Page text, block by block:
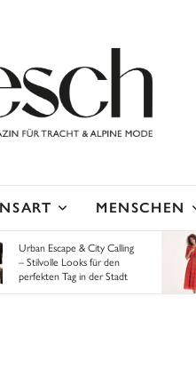
MENSCHEN
Urban Escape & City Calling
– Stilvolle Looks für den
perfekten Tag in der Stadt